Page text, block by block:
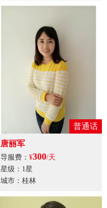
普通话
唐丽军
导服费： ¥300/天
星级：1星
城市：桂林